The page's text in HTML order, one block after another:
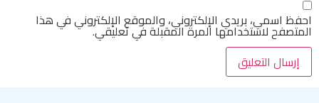
احفظ اسمي، بريدي الإلكتروني، والموقع الإلكتروني في هذا
المتصفح لاستخدامها المرة المقبلة في تعليقي.